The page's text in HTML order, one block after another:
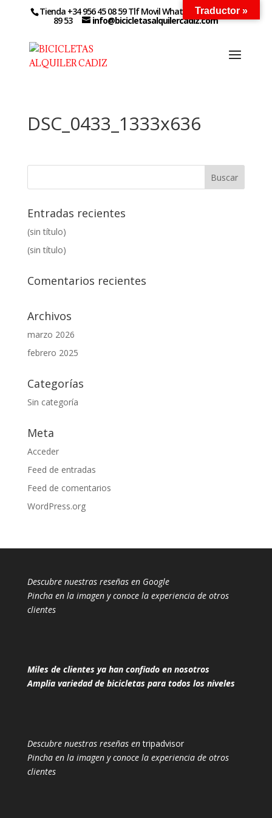
Tienda +34 956 45 08 59 Tlf Movil WhatsApp +34 627 14
89 53 info@bicicletasalquilercadiz.com
DSC_0433_1333x636
Entradas recientes
(sin título)
(sin título)
Comentarios recientes
Archivos
marzo 2026
febrero 2025
Categorías
Sin categoría
Meta
Acceder
Feed de entradas
Feed de comentarios
WordPress.org
Descubre nuestras reseñas en Google
Pincha en la imagen y conoce la experiencia de otros
clientes
Miles de clientes ya han confiado en nosotros
Amplia variedad de bicicletas para todos los niveles
Descubre nuestras reseñas entripadvisor
Pincha en la imagen y conoce la experiencia de otros
clientes
Traductor »